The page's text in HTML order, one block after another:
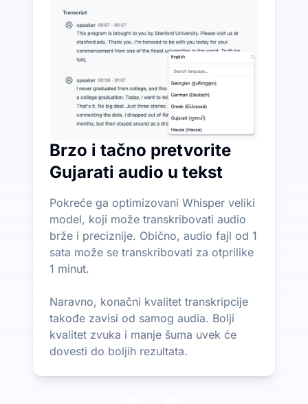
UniScribe nudi 120 minuta besplatne transkripcije
Više AI funkcija dostupno osim pretvaranja zvuka u
Automatski generišite sažetke, mentalne mape i
Brzo i tačno pretvorite
Gujarati audio u tekst
Pokreće ga optimizovani Whisper veliki
model, koji može transkribovati audio
brže i preciznije. Obično, audio fajl od 1
sata može se transkribovati za otprilike
1 minut.
Naravno, konačni kvalitet transkripcije
takođe zavisi od samog audia. Bolji
kvalitet zvuka i manje šuma uvek će
dovesti do boljih rezultata.